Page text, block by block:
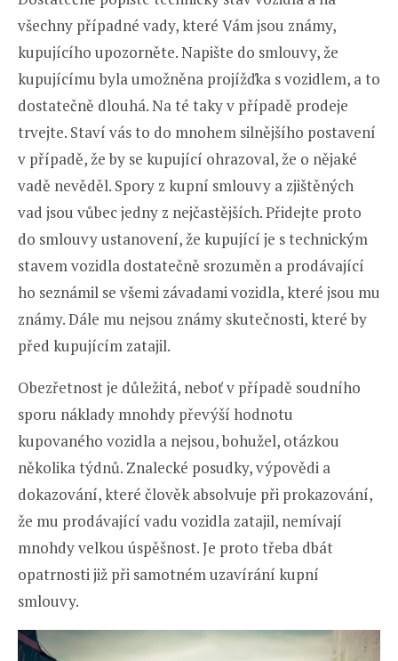
všechny případné vady, které Vám jsou známy,
kupujícího upozorněte. Napište do smlouvy, že
kupujícímu byla umožněna projížďka s vozidlem, a to
dostatečně dlouhá. Na té taky v případě prodeje
trvejte. Staví vás to do mnohem silnějšího postavení
v případě, že by se kupující ohrazoval, že o nějaké
vadě nevěděl. Spory z kupní smlouvy a zjištěných
vad jsou vůbec jedny z nejčastějších. Přidejte proto
do smlouvy ustanovení, že kupující je s technickým
stavem vozidla dostatečně srozuměn a prodávající
ho seznámil se všemi závadami vozidla, které jsou mu
známy. Dále mu nejsou známy skutečnosti, které by
před kupujícím zatajil.
Obezřetnost je důležitá, neboť v případě soudního
sporu náklady mnohdy převýší hodnotu
kupovaného vozidla a nejsou, bohužel, otázkou
několika týdnů. Znalecké posudky, výpovědi a
dokazování, které člověk absolvuje při prokazování,
že mu prodávající vadu vozidla zatajil, nemívají
mnohdy velkou úspěšnost. Je proto třeba dbát
opatrnosti již při samotném uzavírání kupní
smlouvy.